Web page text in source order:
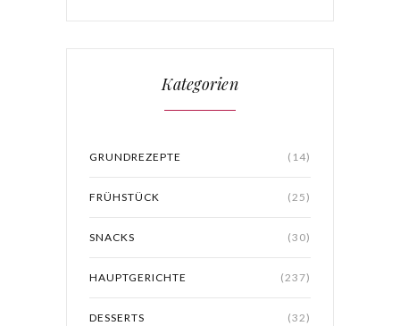
Kategorien
GRUNDREZEPTE (14)
FRÜHSTÜCK (25)
SNACKS (30)
HAUPTGERICHTE (237)
DESSERTS (32)